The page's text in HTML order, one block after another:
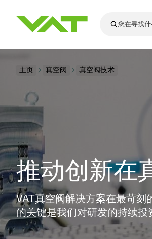
最新资讯 查看所有新闻
9月 17, 2026 活动新闻
精准驱动、推动进步 ⸺
Semicon India 2026
关于VAT
真空阀
其他产品
解决办法
产品服务
企业责任
投资者关系
主页 真空阀 真空阀技术
推动创新在
VAT真空阀解决方案在最苛刻
的关键是我们对研发的持续投